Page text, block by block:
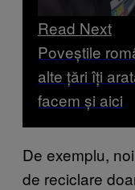
Read Next
Poveștile
alte țări îți
facem și aici
De exemplu,
de reciclare